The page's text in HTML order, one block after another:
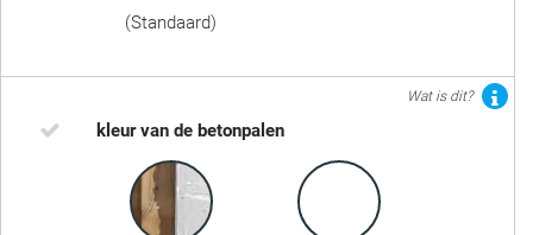
(Standaard)
Wat is dit?
kleur van de betonpalen